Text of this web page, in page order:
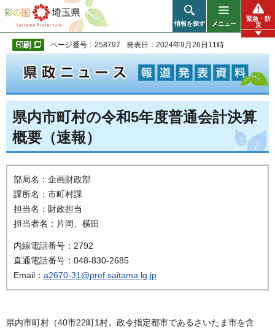
彩の国 埼玉県
情報を探す メニュー
緊急・防
災
ページ番号：258797 発表日：2024年9月26日11時
県内市町村の令和5年度普通会計決算
概要（速報）
部局名：企画財政部
課所名：市町村課
担当名：財政担当
担当者名：片岡、横田
内線電話番号：2792
直通電話番号：048-830-2685
Email： a2670-31@pref.saitama.lg.jp
県内市町村（40市22町1村。政令指定都市であるさいたま市を含